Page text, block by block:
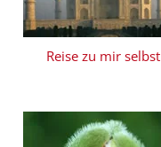
Reise zu mir selbst